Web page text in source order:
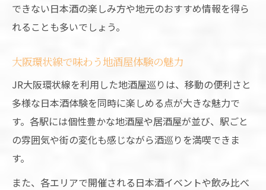
できない日本酒の楽しみ方や地元のおすすめ情報を得ら
れることも多いでしょう。
大阪環状線で味わう地酒屋体験の魅力
JR大阪環状線を利用した地酒屋巡りは、移動の便利さと
多様な日本酒体験を同時に楽しめる点が大きな魅力で
す。各駅には個性豊かな地酒屋や居酒屋が並び、駅ごと
の雰囲気や街の変化も感じながら酒巡りを満喫できま
す。
また、各エリアで開催される日本酒イベントや飲み比べ